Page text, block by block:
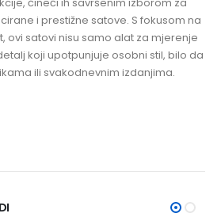
i prestižne satove. S fokusom na
ovi satovi nisu samo alat za mjerenje
koji upotpunjuje osobni stil, bilo da
ili svakodnevnim izdanjima.